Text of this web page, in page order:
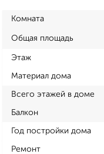
Комната
Общая площадь
Этаж
Материал дома
Всего этажей в доме
Балкон
Год постройки дома
Ремонт